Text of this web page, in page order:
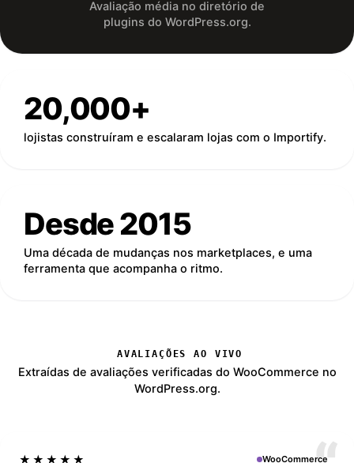
Avaliação média no diretório de
plugins do WordPress.org.
20,000+
lojistas construíram e escalaram lojas com o Importify.
Desde 2015
Uma década de mudanças nos marketplaces, e uma
ferramenta que acompanha o ritmo.
AVALIAÇÕES AO VIVO
Extraídas de avaliações verificadas do WooCommerce no
WordPress.org.
★★★★★ WooCommerce